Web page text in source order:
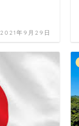
2021年9月29日